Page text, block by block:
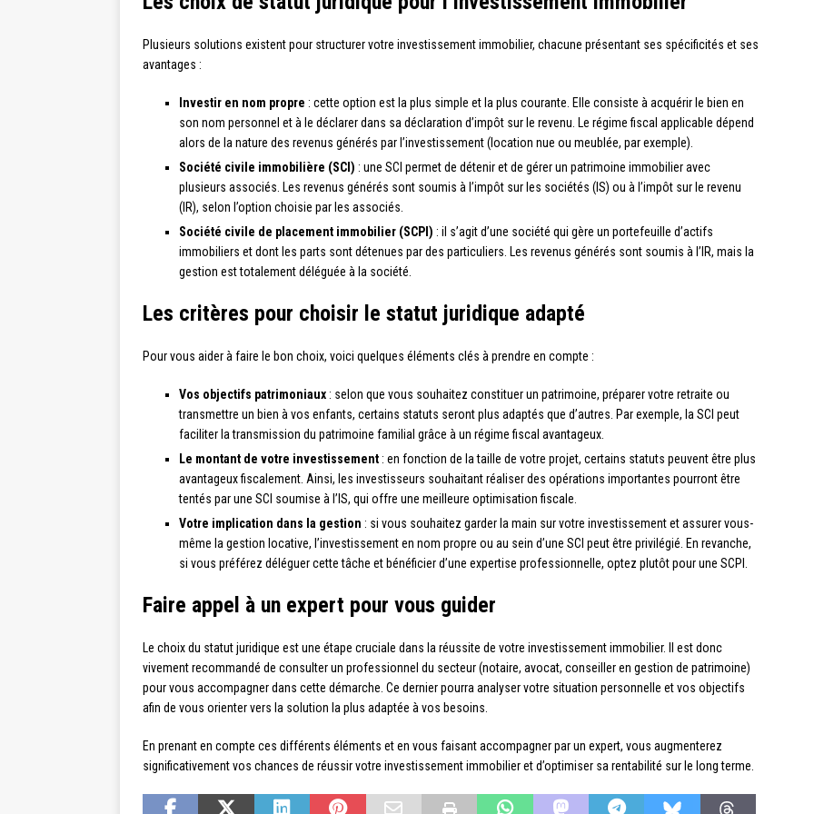
Plusieurs solutions existent pour structurer votre investissement immobilier, chacune présentant ses spécificités et ses
avantages :
Investir en nom propre : cette option est la plus simple et la plus courante. Elle consiste à acquérir le bien en
son nom personnel et à le déclarer dans sa déclaration d’impôt sur le revenu. Le régime fiscal applicable dépend
alors de la nature des revenus générés par l’investissement (location nue ou meublée, par exemple).
Société civile immobilière (SCI) : une SCI permet de détenir et de gérer un patrimoine immobilier avec
plusieurs associés. Les revenus générés sont soumis à l’impôt sur les sociétés (IS) ou à l’impôt sur le revenu
(IR), selon l’option choisie par les associés.
Société civile de placement immobilier (SCPI) : il s’agit d’une société qui gère un portefeuille d’actifs
immobiliers et dont les parts sont détenues par des particuliers. Les revenus générés sont soumis à l’IR, mais la
gestion est totalement déléguée à la société.
Les critères pour choisir le statut juridique adapté
Pour vous aider à faire le bon choix, voici quelques éléments clés à prendre en compte :
Vos objectifs patrimoniaux : selon que vous souhaitez constituer un patrimoine, préparer votre retraite ou
transmettre un bien à vos enfants, certains statuts seront plus adaptés que d’autres. Par exemple, la SCI peut
faciliter la transmission du patrimoine familial grâce à un régime fiscal avantageux.
Le montant de votre investissement : en fonction de la taille de votre projet, certains statuts peuvent être plus
avantageux fiscalement. Ainsi, les investisseurs souhaitant réaliser des opérations importantes pourront être
tentés par une SCI soumise à l’IS, qui offre une meilleure optimisation fiscale.
Votre implication dans la gestion : si vous souhaitez garder la main sur votre investissement et assurer vous-
même la gestion locative, l’investissement en nom propre ou au sein d’une SCI peut être privilégié. En revanche,
si vous préférez déléguer cette tâche et bénéficier d’une expertise professionnelle, optez plutôt pour une SCPI.
Faire appel à un expert pour vous guider
Le choix du statut juridique est une étape cruciale dans la réussite de votre investissement immobilier. Il est donc
vivement recommandé de consulter un professionnel du secteur (notaire, avocat, conseiller en gestion de patrimoine)
pour vous accompagner dans cette démarche. Ce dernier pourra analyser votre situation personnelle et vos objectifs
afin de vous orienter vers la solution la plus adaptée à vos besoins.
En prenant en compte ces différents éléments et en vous faisant accompagner par un expert, vous augmenterez
significativement vos chances de réussir votre investissement immobilier et d’optimiser sa rentabilité sur le long terme.